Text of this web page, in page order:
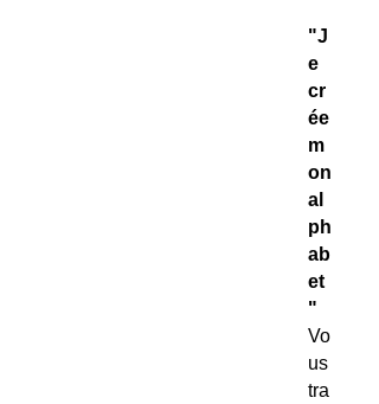
"J
e
cr
ée
m
on
al
ph
ab
et
"
Vo
us
tra